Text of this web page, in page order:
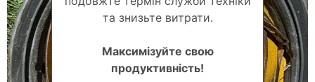
та знизьте витрати.
Максимізуйте свою
продуктивність!